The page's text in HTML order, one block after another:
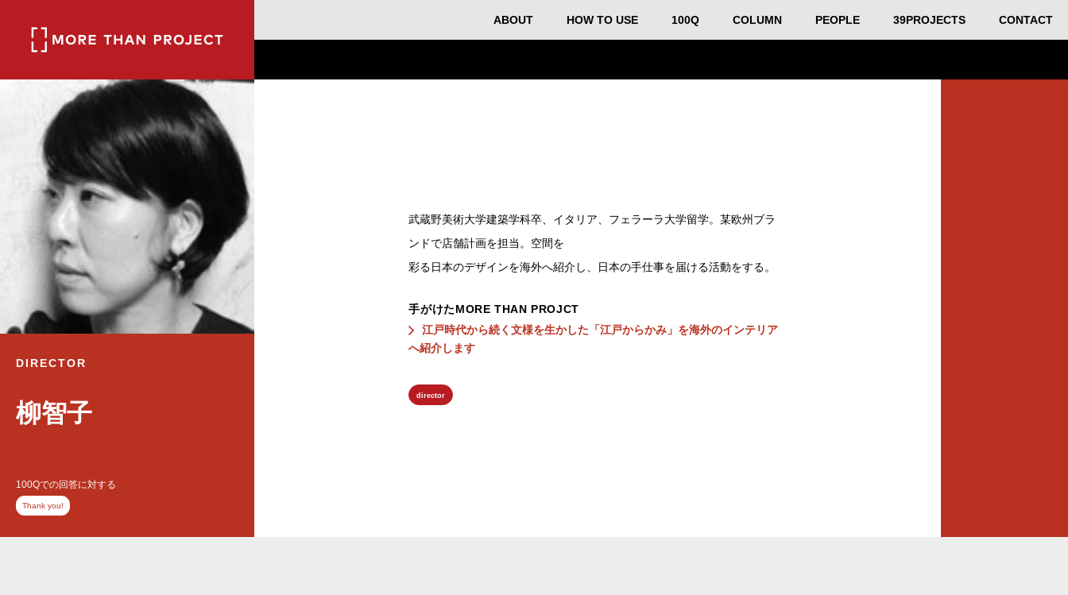
ABOUT HOW TO USE 100Q COLUMN PEOPLE 39PROJECTS CONTACT
DIRECTOR
柳智子
100Qでの回答に対する
Thank you!
武蔵野美術大学建築学科卒、イタリア、フェラーラ大学留学。某欧州ブラ
ンドで店舗計画を担当。空間を
彩る日本のデザインを海外へ紹介し、日本の手仕事を届ける活動をする。
手がけたMORE THAN PROJCT
江戸時代から続く文様を生かした「江戸からかみ」を海外のインテリア
へ紹介します
director